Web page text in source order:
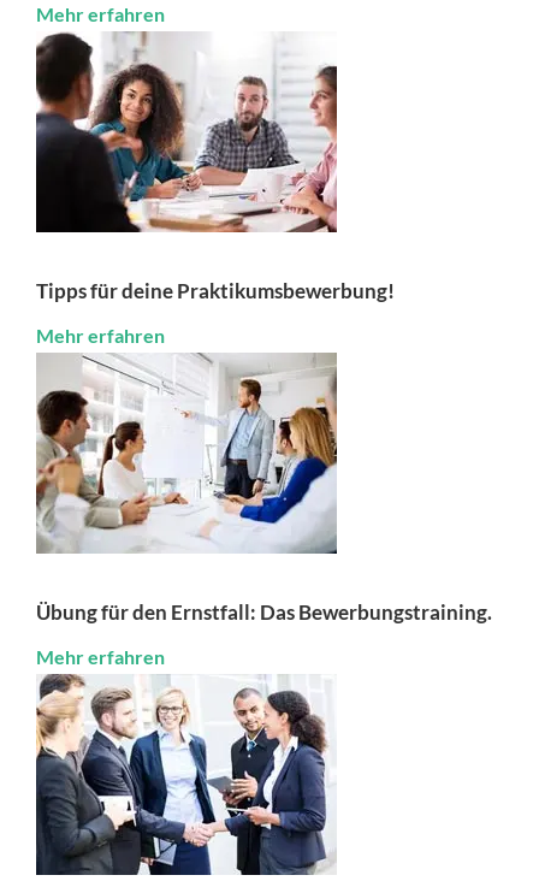
Mehr erfahren
Tipps für deine Praktikumsbewerbung!
Mehr erfahren
Übung für den Ernstfall: Das Bewerbungstraining.
Mehr erfahren